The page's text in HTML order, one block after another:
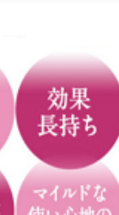
入するか ボタニカルエアカラーフォ
ーム 実際に自分で使用した感想 垂
れて周辺が汚れることが心配でした
が、全く無しでした。 根本まで綺麗
に染まります。床屋で染 ...